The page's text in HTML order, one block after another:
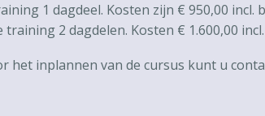
1 dagdeel. Kosten zijn € 950,00 incl.
2 dagdelen. Kosten € 1.600,00
het inplannen van de cursus kunt u